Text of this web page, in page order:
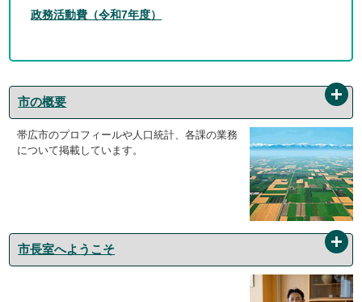
政務活動費（令和7年度）
市の概要
帯広市のプロフィールや人口統計、各課の業務
について掲載しています。
市長室へようこそ